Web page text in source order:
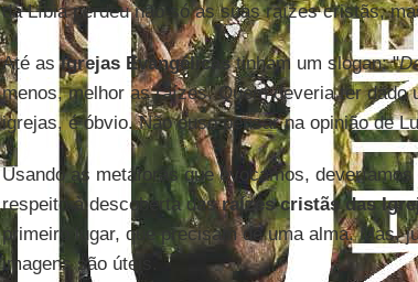
da Líbia perdeu não só as suas raízes cristãs,
Até asIgrejas Evangélicastinham um slogan: "
menos, melhor as raízes. Quem deveria ter dado
igrejas, é óbvio. Não ouso pensar na opinião de
Usando as metáforas que evocamos,
respeito à descoberta dasraízes cristãs das
primeiro lugar, que precisam de uma alma. Mas,
imagens são úteis.